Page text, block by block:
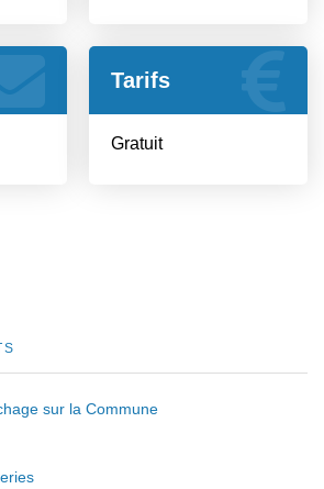
Tarifs
Gratuit
sur la Commune